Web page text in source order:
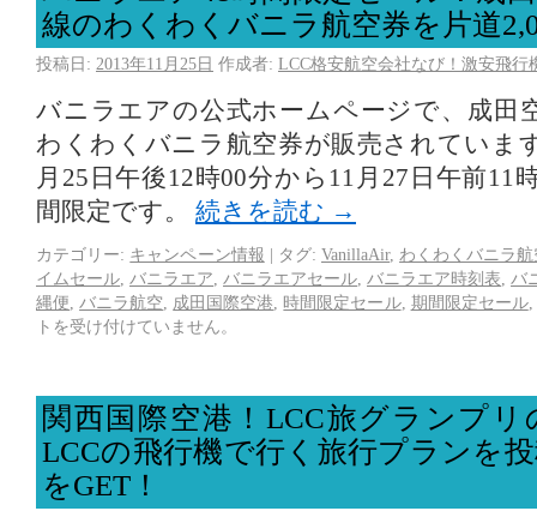
線のわくわくバニラ航空券を片道
投稿日: 2013年11月25日 作成者: LCC格安航空会社なび！激安飛行
バニラエアの公式ホームページで、成田
わくわくバニラ航空券が販売されていま
月25日午後12時00分から11月27日午前11
間限定です。 続きを読む →
カテゴリー: キャンペーン情報 | タグ: VanillaAir, わくわくバニラ
イムセール バニラエア バニラエアセール バニラエア時刻表
バ
縄便
バニラ航空 成田国際空港 時間限定セール, 期間限定セール,
トを受け付けていません。
関西国際空港！LCC旅グランプリ
LCCの飛行機で行く旅行プランを
をGET！